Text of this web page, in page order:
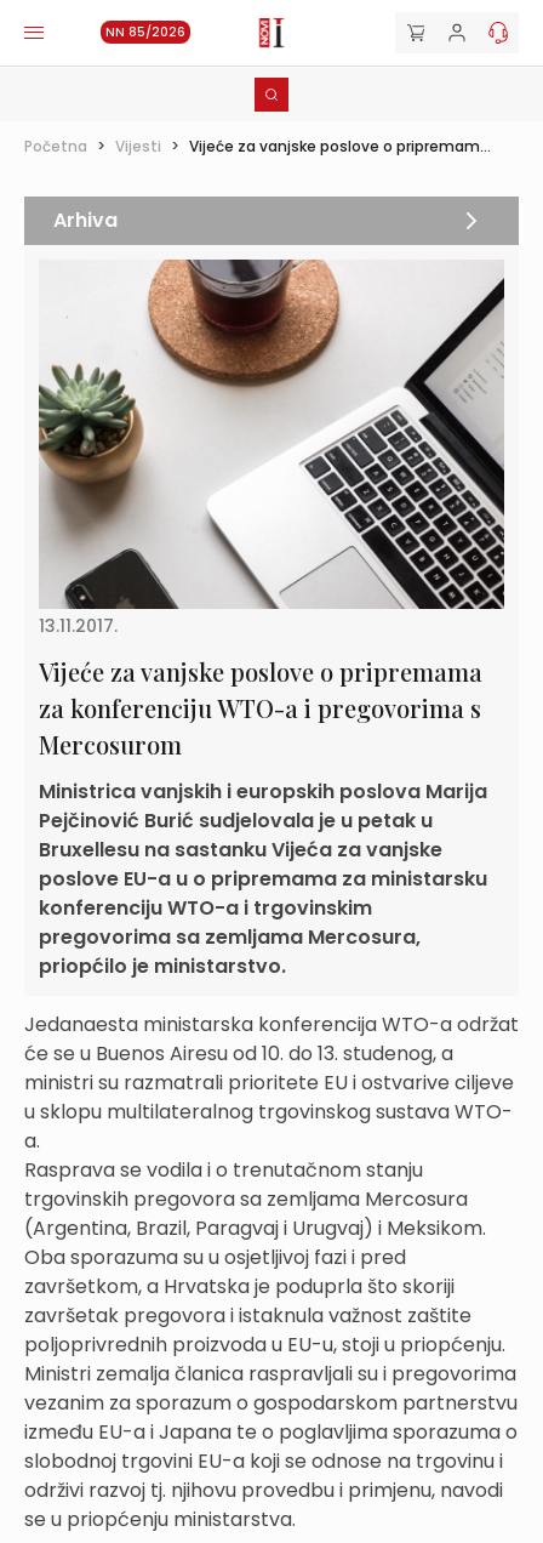
NN 85/2026
Početna > Vijesti > Vijeće za vanjske poslove o pripremam...
13.11.2017.
Vijeće za vanjske poslove o pripremama
za konferenciju WTO-a i pregovorima s
Mercosurom
Ministrica vanjskih i europskih poslova Marija
Pejčinović Burić sudjelovala je u petak u
Bruxellesu na sastanku Vijeća za vanjske
poslove EU-a u o pripremama za ministarsku
konferenciju WTO-a i trgovinskim
pregovorima sa zemljama Mercosura,
priopćilo je ministarstvo.
Jedanaesta ministarska konferencija WTO-a održat
će se u Buenos Airesu od 10. do 13. studenog, a
ministri su razmatrali prioritete EU i ostvarive ciljeve
u sklopu multilateralnog trgovinskog sustava WTO-
a.
Rasprava se vodila i o trenutačnom stanju
trgovinskih pregovora sa zemljama Mercosura
(Argentina, Brazil, Paragvaj i Urugvaj) i Meksikom.
Oba sporazuma su u osjetljivoj fazi i pred
završetkom, a Hrvatska je poduprla što skoriji
završetak pregovora i istaknula važnost zaštite
poljoprivrednih proizvoda u EU-u, stoji u priopćenju.
Ministri zemalja članica raspravljali su i pregovorima
vezanim za sporazum o gospodarskom partnerstvu
između EU-a i Japana te o poglavljima sporazuma o
slobodnoj trgovini EU-a koji se odnose na trgovinu i
održivi razvoj tj. njihovu provedbu i primjenu, navodi
se u priopćenju ministarstva.
Arhiva